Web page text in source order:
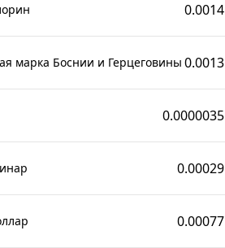
0.0014
марка Боснии и Герцеговины 0.0013
0.0000035
0.00029
0.00077